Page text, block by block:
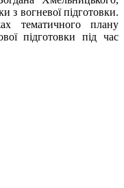
з вогневої підготовки.
тематичного плану
підготовки під час